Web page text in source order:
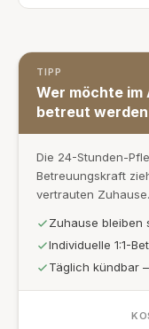
TIPP
Wer möchte
betreut
Die 24-Stunden-
Betreuungskraft
vertrauten Zuhause.
Zuhause bleiben
Individuelle 1:1-
Täglich kündbar